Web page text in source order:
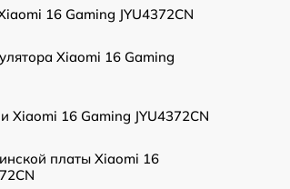
16 Gaming JYU4372CN
Xiaomi 16 Gaming
Xiaomi 16 Gaming JYU4372CN
платы Xiaomi 16